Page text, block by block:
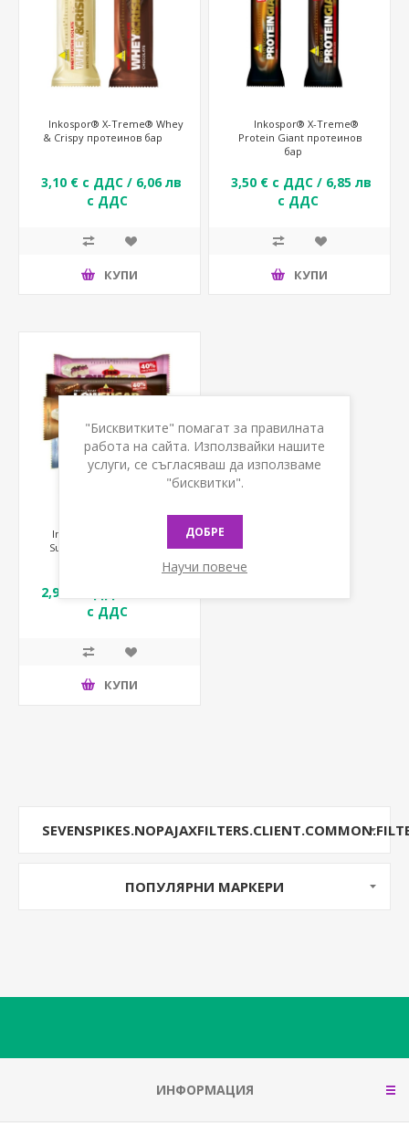
Inkospor® X-Treme® Whey
& Crispy протеинов бар
3,10 € с ДДС / 6,06 лв
с ДДС
КУПИ
Inkospor® X-Treme®
Protein Giant протеинов
бар
3,50 € с ДДС / 6,85 лв
с ДДС
КУПИ
Inkospor® X-Treme® Low
Sugar протеинов бар
2,90 € с ДДС / 5,67 лв
с ДДС
КУПИ
ПОПУЛЯРНИ МАРКЕРИ
ИНФОРМАЦИЯ
"Бисквитките" помагат за правилната
работа на сайта. Използвайки нашите
услуги, се съгласяваш да използваме
"бисквитки".
ДОБРЕ
Научи повече